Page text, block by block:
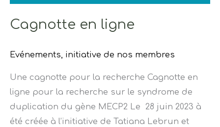
Cagnotte en ligne
Evénements initiative de nos membres
Une cagnotte pour la recherche Cagnotte en
ligne pour la recherche sur le syndrome de
duplication du gène MECP2 Le 28 juin 2023 à
été créée à l’initiative de Tatiana Lebrun et